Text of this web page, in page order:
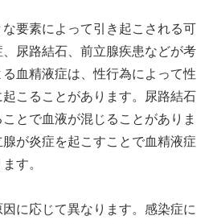
要素によって引き起こされる可
尿路結石、前立腺疾患などが考
血精液症は、性行為によって性
こることがあります。尿路結石
とで血液が混じることがありま
が炎症を起こすことで血精液症
す。
に応じて異なります。感染症に